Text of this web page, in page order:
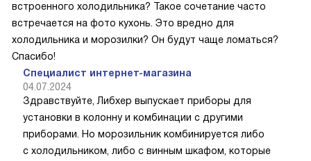
встроенного холодильника? Такое сочетание часто
встречается на фото кухонь. Это вредно для
холодильника и морозилки? Он будут чаще ломаться?
Спасибо!
Специалист интернет-магазина
04.07.2024
Здравствуйте, Либхер выпускает приборы для
установки в колонну и комбинации с другими
приборами. Но морозильник комбинируется либо
с холодильником, либо с винным шкафом, которые